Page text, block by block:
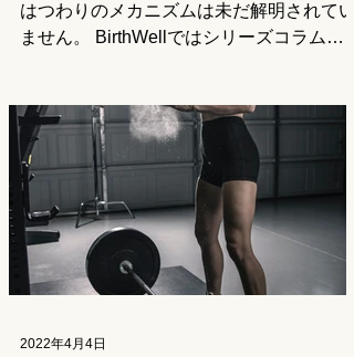
はつわりのメカニズムは未だ解明されてい
ません。 BirthWellではシリーズコラムと
は「デトックス」。 近年プチ断食や腸ク
レンズなど、”デトックス”は一般的に...
2022年4月4日